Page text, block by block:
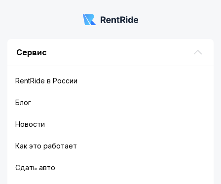
Сервис
RentRide в России
Блог
Новости
Как это работает
Сдать авто